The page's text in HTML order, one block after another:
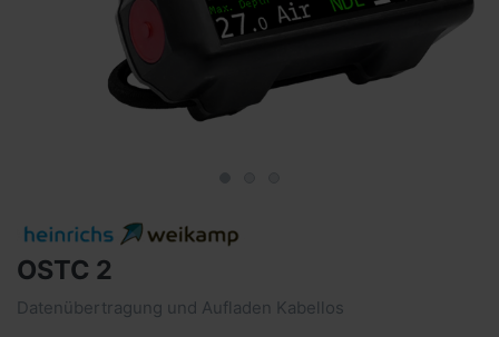
OSTC 2
Datenübertragung und Aufladen Kabellos